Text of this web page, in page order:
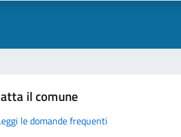
il comune
le domande frequenti